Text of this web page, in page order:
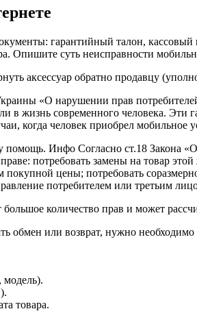
гарантийный талон,
Опишите суть неисправности
аксессуар обратно продавцу
«О нарушении прав
в жизнь современного человека. Эти
когда человек приобрел мобильное
Инфо Согласно ст.18 Закона
потребовать замены на товар
покупной цены; потребовать
потребителем или третьим
количество прав и может
обмен или возврат, нужно
модель).
товара.